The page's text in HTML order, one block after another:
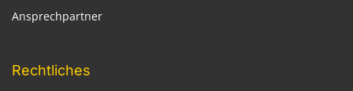
Ansprechpartner
Rechtliches